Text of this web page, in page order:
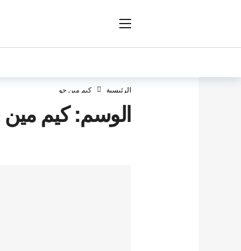
الرئيسية كيم مين جو
الوسم:كيم